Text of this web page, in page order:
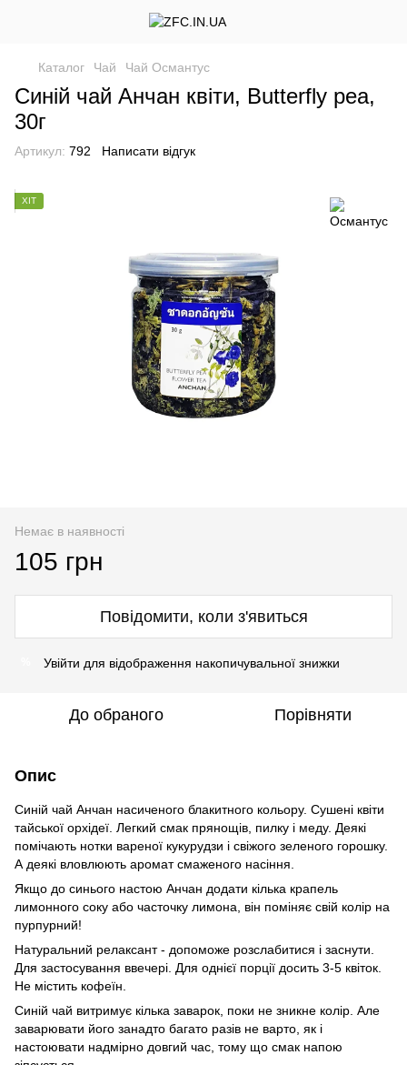
Каталог Чай Чай Османтус
Синій чай Анчан квіти, Butterfly pea,
30г
Артикул: 792 Написати відгук
ХІТ
Немає в наявності
105 грн
Повідомити, коли з'явиться
Увійти для відображення накопичувальної знижки
До обраного Порівняти
Опис
Синій чай Анчан насиченого блакитного кольору. Сушені квіти
тайської орхідеї. Легкий смак прянощів, пилку і меду. Деякі
помічають нотки вареної кукурудзи і свіжого зеленого горошку.
А деякі вловлюють аромат смаженого насіння.
Якщо до синього настою Анчан додати кілька крапель
лимонного соку або часточку лимона, він поміняє свій колір на
пурпурний!
Натуральний релаксант - допоможе розслабитися і заснути.
Для застосування ввечері. Для однієї порції досить 3-5 квіток.
Не містить кофеїн.
Синій чай витримує кілька заварок, поки не зникне колір. Але
заварювати його занадто багато разів не варто, як і
настоювати надмірно довгий час, тому що смак напою